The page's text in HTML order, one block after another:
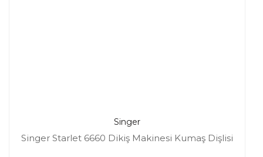
Singer
Singer Starlet 6660 Dikiş Makinesi Kumaş Dişlisi